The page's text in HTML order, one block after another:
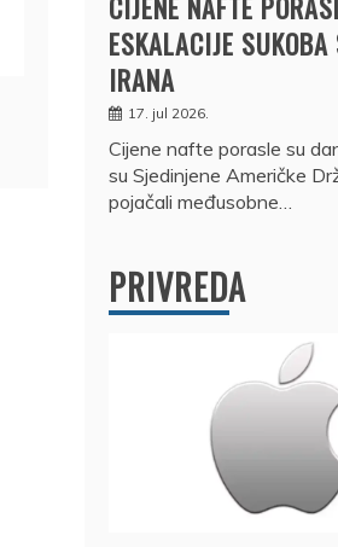
ESKALACIJE
IRANA
17. jul 2026.
Cijene nafte porasle su
su Sjedinjene Američke
pojačali međusobne…
PRIVREDA